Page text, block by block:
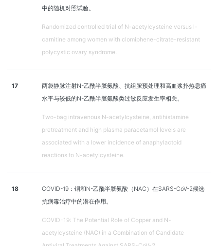
中的随机对照试验。
Randomized controlled trial of N-acetylcysteine versus l-
carnitine among women with clomiphene-citrate-resistant
polycystic ovary syndrome.
17
两袋静脉注射N-乙酰半胱氨酸、抗组胺预处理和高血浆扑热息痛
水平与较低的N-乙酰半胱氨酸类过敏反应发生率相关。
Two-bag intravenous N-acetylcysteine, antihistamine
pretreatment and high plasma paracetamol levels are
associated with a lower incidence of anaphylactoid
reactions to N-acetylcysteine.
18
COVID-19：铜和N-乙酰半胱氨酸（NAC）在SARS-CoV-2候选
抗病毒治疗中的潜在作用。
COVID-19: The Potential Role of Copper and N-
acetylcysteine (NAC) in a Combination of Candidate